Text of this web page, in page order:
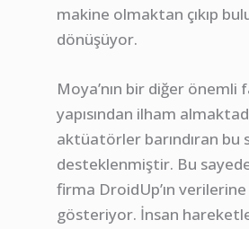
makine olmaktan çıkıp
dönüşüyor.
Moya’nın bir diğer
yapısından ilham
aktüatörler barındıran bu
desteklenmiştir. Bu
firma DroidUp’ın
gösteriyor. İnsan